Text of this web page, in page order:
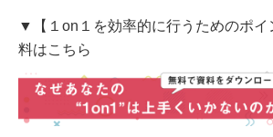
▼【１on１を効率的に行うためのポイ
料はこちら